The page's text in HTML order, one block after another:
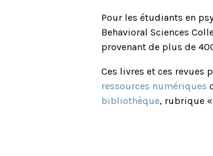
Pour les étudiants en
Behavioral Sciences
provenant de plus de
Ces livres et ces revues
ressources numériques
bibliothèque, rubrique